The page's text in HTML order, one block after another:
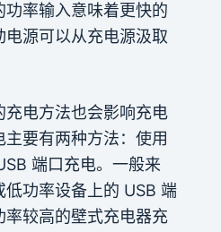
率输入意味着更快的
源可以从充电源汲取
充电方法也会影响充电
要有两种方法：使用
端口充电。一般来
功率设备上的 USB 端
率较高的壁式充电器充